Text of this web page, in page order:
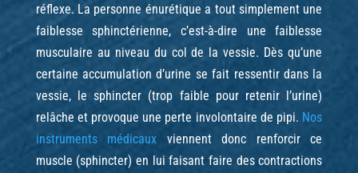
réflexe. La personne énurétique a tout simplement une
faiblesse sphinctérienne, c’est-à-dire une faiblesse
musculaire au niveau du col de la vessie. Dès qu’une
certaine accumulation d’urine se fait ressentir dans la
vessie, le sphincter (trop faible pour retenir l’urine)
relâche et provoque une perte involontaire de pipi. Nos
instruments médicaux viennent donc renforcir ce
muscle (sphincter) en lui faisant faire des contractions